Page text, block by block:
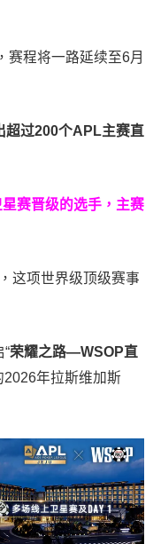
赛程将一路延续至6月
超过200个APL主赛直
赛晋级的选手，主赛
这项世界级顶级赛事
荣耀之路—WSOP直
2026年拉斯维加斯